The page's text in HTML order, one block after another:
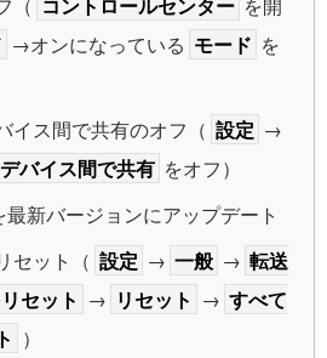
→オンになっている モード を
イス間で共有のオフ（ 設定 →
デバイス間で共有 をオフ）
新バージョンにアップデート
セット（ 設定 → 一般 → 転送
セット → リセット → すべて
）